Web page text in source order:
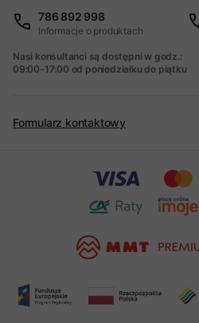
786 892 998
Informacje o produktach
Nasi konsultanci są dostępni w godz.:
09:00-17:00 od poniedziałku do piątku
Formularz kontaktowy